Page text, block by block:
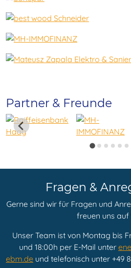
Partner & Freunde
Fragen &
Gerne sind wir für Fragen und
freuen uns auf
Unser Team ist von Montag bis
und 18:00h per E-Mail unter
ebm.de und telefonisch unter +49